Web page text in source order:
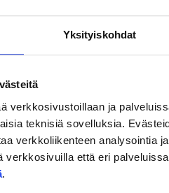
Yksityiskohdat
verkkosivustoillaan ja
teknisiä sovelluksia.
verkkoliikenteen analysointia
verkkosivuilla että eri
.
Business Finland
Director, Visy